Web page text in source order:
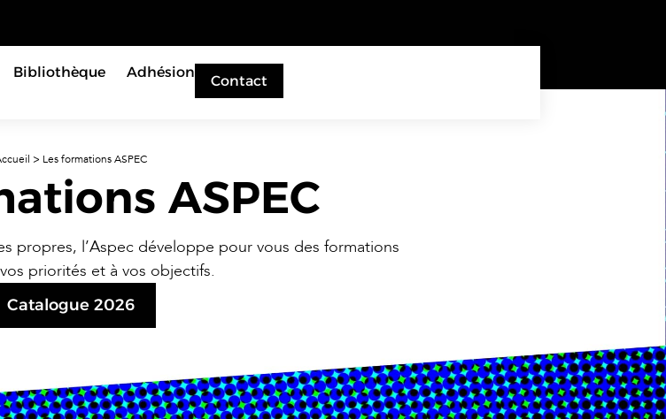
Bibliothèque Adhésion
Contact
> Les formations ASPEC
ASPEC
propres, l’Aspec développe pour vous des formations
priorités et à vos objectifs.
Catalogue 2026